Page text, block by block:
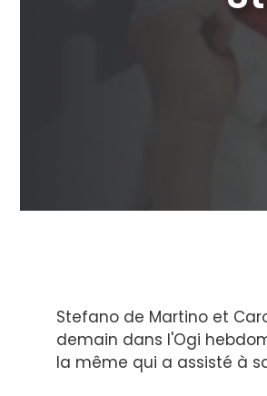
Stefano de Martino et
demain dans l'Ogi
la même qui a assisté à